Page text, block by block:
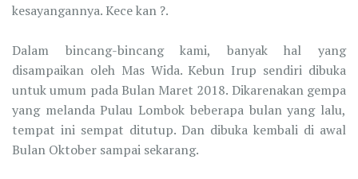
kesayangannya. Kece kan ?.
Dalam bincang-bincang kami, banyak hal yang
disampaikan oleh Mas Wida. Kebun Irup sendiri dibuka
untuk umum pada Bulan Maret 2018. Dikarenakan gempa
yang melanda Pulau Lombok beberapa bulan yang lalu,
tempat ini sempat ditutup. Dan dibuka kembali di awal
Bulan Oktober sampai sekarang.